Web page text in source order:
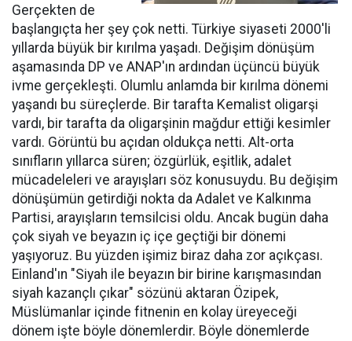
Gerçekten de
başlangıçta her şey çok netti. Türkiye siyaseti 2000'li
yıllarda büyük bir kırılma yaşadı. Değişim dönüşüm
aşamasında DP ve ANAP'ın ardından üçüncü büyük
ivme gerçekleşti. Olumlu anlamda bir kırılma dönemi
yaşandı bu süreçlerde. Bir tarafta Kemalist oligarşi
vardı, bir tarafta da oligarşinin mağdur ettiği kesimler
vardı. Görüntü bu açıdan oldukça netti. Alt-orta
sınıfların yıllarca süren; özgürlük, eşitlik, adalet
mücadeleleri ve arayışları söz konusuydu. Bu değişim
dönüşümün getirdiği nokta da Adalet ve Kalkınma
Partisi, arayışların temsilcisi oldu. Ancak bugün daha
çok siyah ve beyazın iç içe geçtiği bir dönemi
yaşıyoruz. Bu yüzden işimiz biraz daha zor açıkçası.
Einland'ın "Siyah ile beyazın bir birine karışmasından
siyah kazançlı çıkar" sözünü aktaran Özipek,
Müslümanlar içinde fitnenin en kolay üreyeceği
dönem işte böyle dönemlerdir. Böyle dönemlerde